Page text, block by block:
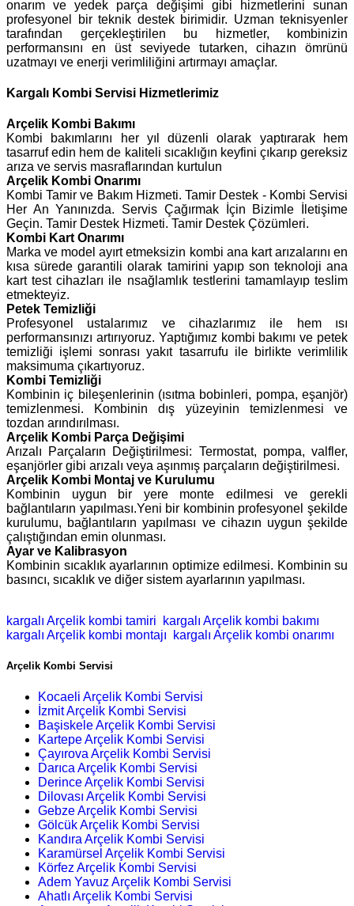
onarım ve yedek parça değişimi gibi hizmetlerini sunan
profesyonel bir teknik destek birimidir. Uzman teknisyenler
tarafından gerçekleştirilen bu hizmetler, kombinizin
performansını en üst seviyede tutarken, cihazın ömrünü
uzatmayı ve enerji verimliliğini artırmayı amaçlar.
Kargalı Kombi Servisi Hizmetlerimiz
Arçelik Kombi Bakımı
Kombi bakımlarını her yıl düzenli olarak yaptırarak hem
tasarruf edin hem de kaliteli sıcaklığın keyfini çıkarıp gereksiz
arıza ve servis masraflarından kurtulun
Arçelik Kombi Onarımı
Kombi Tamir ve Bakım Hizmeti. Tamir Destek - Kombi Servisi
Her An Yanınızda. Servis Çağırmak İçin Bizimle İletişime
Geçin. Tamir Destek Hizmeti. Tamir Destek Çözümleri.
Kombi Kart Onarımı
Marka ve model ayırt etmeksizin kombi ana kart arızalarını en
kısa sürede garantili olarak tamirini yapıp son teknoloji ana
kart test cihazları ile nsağlamlık testlerini tamamlayıp teslim
etmekteyiz.
Petek Temizliği
Profesyonel ustalarımız ve cihazlarımız ile hem ısı
performansınızı artırıyoruz. Yaptığımız kombi bakımı ve petek
temizliği işlemi sonrası yakıt tasarrufu ile birlikte verimlilik
maksimuma çıkartıyoruz.
Kombi Temizliği
Kombinin iç bileşenlerinin (ısıtma bobinleri, pompa, eşanjör)
temizlenmesi. Kombinin dış yüzeyinin temizlenmesi ve
tozdan arındırılması.
Arçelik Kombi Parça Değişimi
Arızalı Parçaların Değiştirilmesi: Termostat, pompa, valfler,
eşanjörler gibi arızalı veya aşınmış parçaların değiştirilmesi.
Arçelik Kombi Montaj ve Kurulumu
Kombinin uygun bir yere monte edilmesi ve gerekli
bağlantıların yapılması.Yeni bir kombinin profesyonel şekilde
kurulumu, bağlantıların yapılması ve cihazın uygun şekilde
çalıştığından emin olunması.
Ayar ve Kalibrasyon
Kombinin sıcaklık ayarlarının optimize edilmesi. Kombinin su
basıncı, sıcaklık ve diğer sistem ayarlarının yapılması.
kargalı Arçelik kombi tamiri
kargalı Arçelik kombi bakımı
kargalı Arçelik kombi montajı
kargalı Arçelik kombi onarımı
Arçelik Kombi Servisi
Kocaeli Arçelik Kombi Servisi
İzmit Arçelik Kombi Servisi
Başiskele Arçelik Kombi Servisi
Kartepe Arçelik Kombi Servisi
Çayırova Arçelik Kombi Servisi
Darıca Arçelik Kombi Servisi
Derince Arçelik Kombi Servisi
Dilovası Arçelik Kombi Servisi
Gebze Arçelik Kombi Servisi
Gölcük Arçelik Kombi Servisi
Kandıra Arçelik Kombi Servisi
Karamürsel Arçelik Kombi Servisi
Körfez Arçelik Kombi Servisi
Adem Yavuz Arçelik Kombi Servisi
Ahatlı Arçelik Kombi Servisi